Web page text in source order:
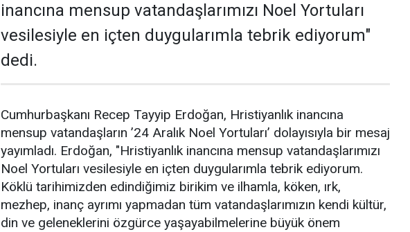
inancına mensup vatandaşlarımızı Noel Yortuları
vesilesiyle en içten duygularımla tebrik ediyorum"
dedi.
Cumhurbaşkanı Recep Tayyip Erdoğan, Hristiyanlık inancına
mensup vatandaşların ’24 Aralık Noel Yortuları’ dolayısıyla bir mesaj
yayımladı. Erdoğan, "Hristiyanlık inancına mensup vatandaşlarımızı
Noel Yortuları vesilesiyle en içten duygularımla tebrik ediyorum.
Köklü tarihimizden edindiğimiz birikim ve ilhamla, köken, ırk,
mezhep, inanç ayrımı yapmadan tüm vatandaşlarımızın kendi kültür,
din ve geleneklerini özgürce yaşayabilmelerine büyük önem